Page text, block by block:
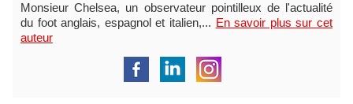
Monsieur Chelsea, un observateur pointilleux de l'actualité
du foot anglais, espagnol et italien,... En savoir plus sur cet
auteur